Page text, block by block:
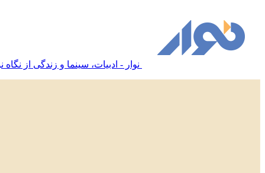
نوار - ادبیات، سینما و زندگی از نگاه